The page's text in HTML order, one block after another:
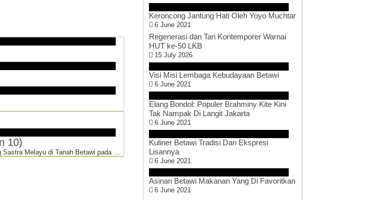
10)
Melayu di Tanah Betawi pada …
Keroncong Jantung Hati Oleh Yoyo Muchtar
6 June 2021
Regenerasi dan Tari Kontemporer Warnai
HUT ke-50 LKB
15 July 2026
Visi Misi Lembaga Kebudayaan Betawi
6 June 2021
Elang Bondol: Populer Brahminy Kite Kini
Tak Nampak Di Langit Jakarta
6 June 2021
Kuliner Betawi Tradisi Dan Ekspresi
Lisannya
6 June 2021
Asinan Betawi Makanan Yang Di Favoritkan
6 June 2021